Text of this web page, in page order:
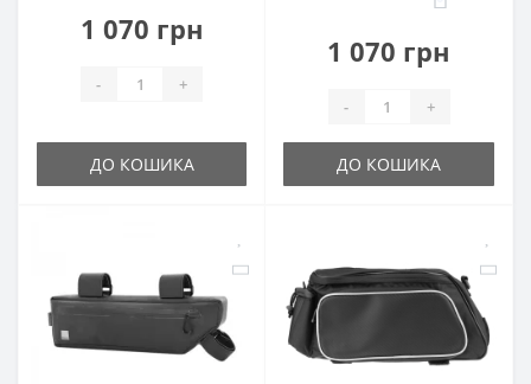
1 070 грн
- +
ДО КОШИКА
1 070 грн
- +
ДО КОШИКА